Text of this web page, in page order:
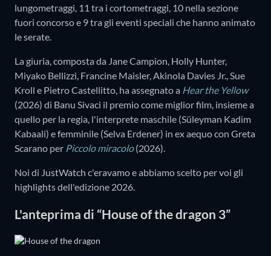
lungometraggi, 11 tra i cortometraggi, 10 nella sezione
fuori concorso e 9 tra gli eventi speciali che hanno animato
le serate.
La giuria, composta da Jane Campion, Holly Hunter,
Miyako Bellizzi, Francine Maisler, Akinola Davies Jr., Sue
Kroll e Pietro Castellitto, ha assegnato a Hear the Yellow
(2026) di Banu Sivaci il premio come miglior film, insieme a
quello per la regia, l'interprete maschile (Süleyman Kadim
Kabaali) e femminile (Selva Erdener) in ex aequo con Greta
Scarano per Piccolo miracolo(2026).
Noi di JustWatch c'eravamo e abbiamo scelto per voi gli
highlights dell'edizione 2026.
L'anteprima di “House of the dragon 3”